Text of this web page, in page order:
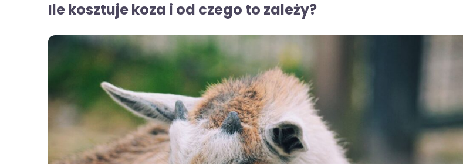
Ile kosztuje koza i od czego to zależy?